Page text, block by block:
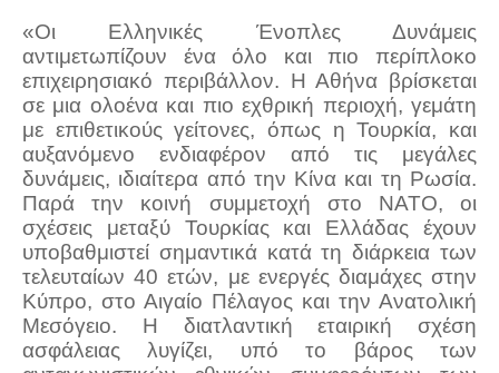
«Οι Ελληνικές Ένοπλες Δυνάμεις
αντιμετωπίζουν ένα όλο και πιο περίπλοκο
επιχειρησιακό περιβάλλον. Η Αθήνα βρίσκεται
σε μια ολοένα και πιο εχθρική περιοχή, γεμάτη
με επιθετικούς γείτονες, όπως η Τουρκία, και
αυξανόμενο ενδιαφέρον από τις μεγάλες
δυνάμεις, ιδιαίτερα από την Κίνα και τη Ρωσία.
Παρά την κοινή συμμετοχή στο ΝΑΤΟ, οι
σχέσεις μεταξύ Τουρκίας και Ελλάδας έχουν
υποβαθμιστεί σημαντικά κατά τη διάρκεια των
τελευταίων 40 ετών, με ενεργές διαμάχες στην
Κύπρο, στο Αιγαίο Πέλαγος και την Ανατολική
Μεσόγειο. Η διατλαντική εταιρική σχέση
ασφάλειας λυγίζει, υπό το βάρος των